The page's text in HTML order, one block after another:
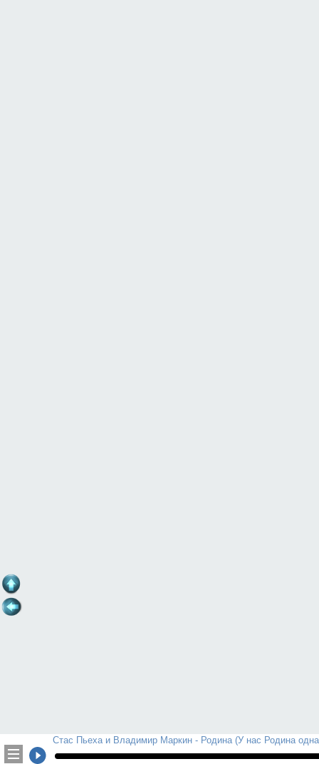
Стас Пьеха и Владимир Маркин - Родина (У нас Родина